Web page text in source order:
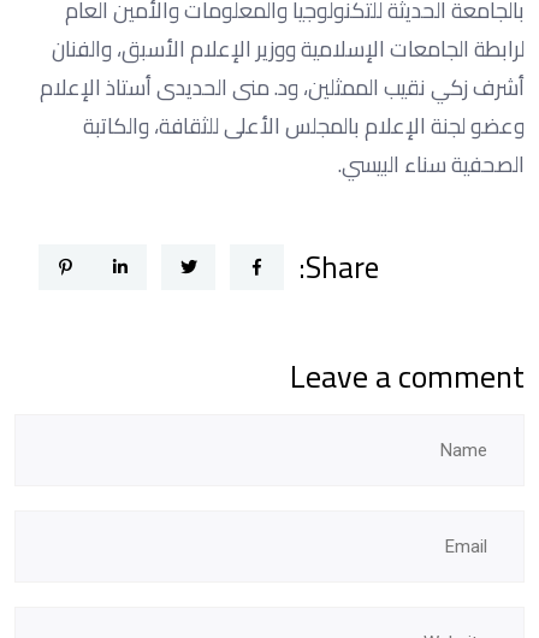
بالجامعة الحديثة للتكنولوجيا والمعلومات والأمين العام
لرابطة الجامعات الإسلامية ووزير الإعلام الأسبق، والفنان
أشرف زكي نقيب الممثلين، ود. منى الحديدى أستاذ الإعلام
وعضو لجنة الإعلام بالمجلس الأعلى للثقافة، والكاتبة
الصحفية سناء البيسي.
Share:
Leave a comment